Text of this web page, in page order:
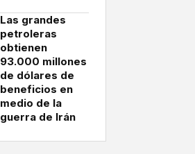
Las grandes
petroleras
obtienen
93.000 millones
de dólares de
beneficios en
medio de la
guerra de Irán